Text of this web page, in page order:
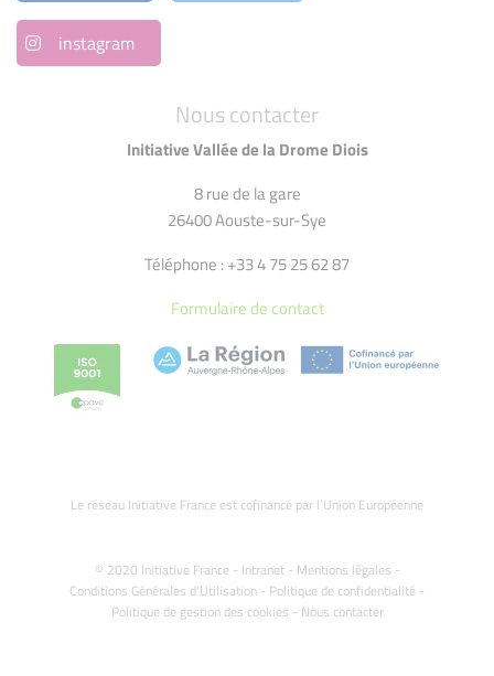
Nous contacter
Initiative Vallée de la Drome Diois
8 rue de la gare
26400 Aouste-sur-Sye
Téléphone : +33 4 75 25 62 87
Formulaire de contact
Le réseau Initiative France est cofinancé par l’Union Européenne
© 2020 Initiative France - Intranet- Mentions légales -
Conditions Générales d'Utilisation - Politique de confidentialité -
Politique de gestion des cookies - Nous contacter
instagram